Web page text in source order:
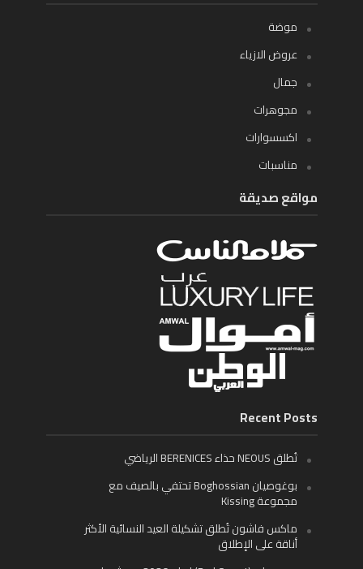
موضة
عروض الازياء
جمال
مجوهرات
اكسسوارات
مناسبات
مواقع صديقة
Recent Posts
تُطلق NEOUS حذاء BERENICES الرياضي
بوغوصيان Boghossian تحتفي بالصيف مع
مجموعة Kissing
ماكس فاشون تُطلق تشكيلة العيد النسائية الأكثر
أناقة على الإطلاق